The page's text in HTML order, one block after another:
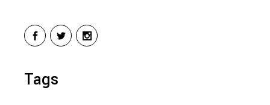
Tags